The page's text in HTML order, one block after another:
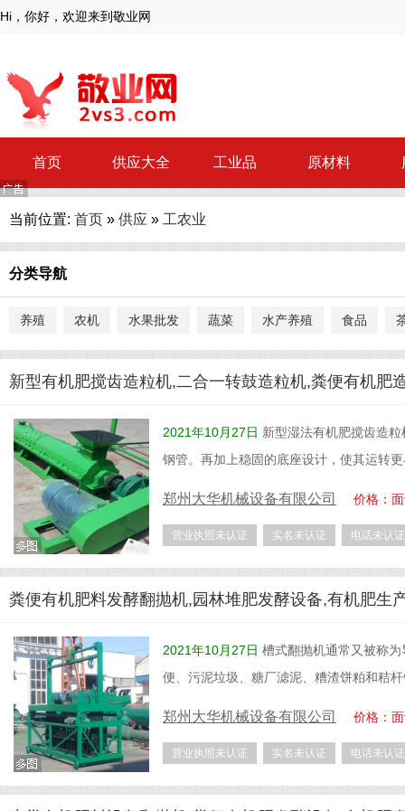
Hi，你好，欢迎来到敬业网
首页 供应大全 工业品 原材料
当前位置: 首页 » 供应 » 工农业
分类导航
养殖 农机 水果批发 蔬菜 水产养殖 食品
新型有机肥搅齿造粒机,二合一转鼓造粒机,粪便有机肥
2021年10月27日 新型湿法有机肥搅齿造
钢管。再加上稳固的底座设计，使其运转
郑州大华机械设备有限公司 价格：
营业执照未认证 实名未认证 电话未认证
粪便有机肥料发酵翻抛机,园林堆肥发酵设备,有机肥生
2021年10月27日 槽式翻抛机通常又被称
便、污泥垃圾、糖厂滤泥、糟渣饼粕和秸
郑州大华机械设备有限公司 价格：
营业执照未认证 实名未认证 电话未认证